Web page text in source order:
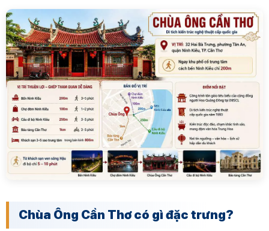
Chùa Ông Cần Thơ có gì đặc trưng?